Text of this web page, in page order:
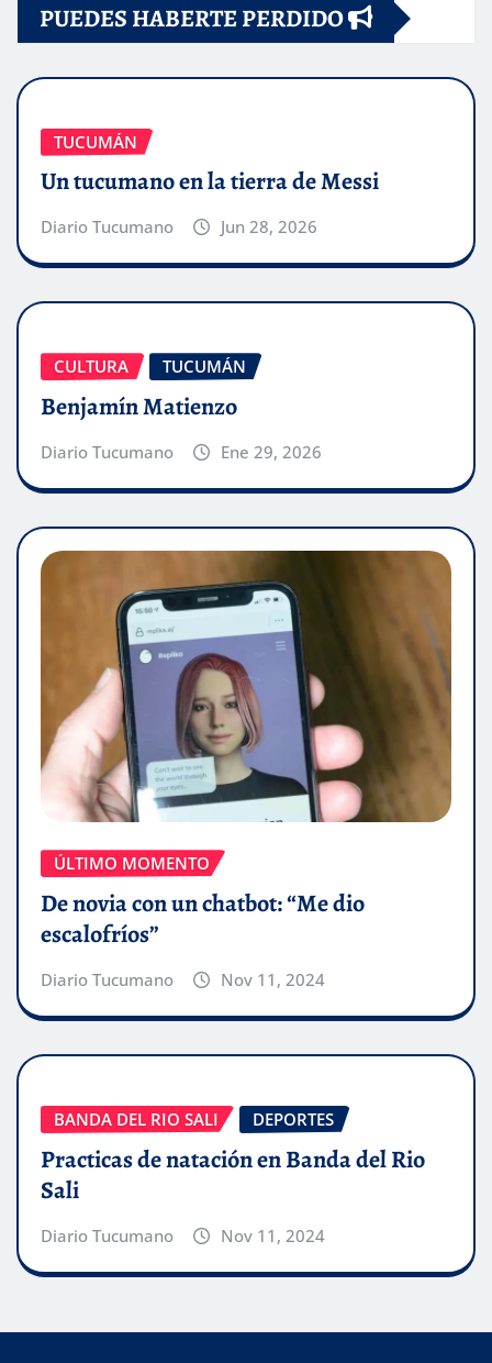
PUEDES HABERTE PERDIDO
TUCUMÁN
Un tucumano en la tierra de Messi
Diario Tucumano Jun 28, 2026
CULTURA TUCUMÁN
Benjamín Matienzo
Diario Tucumano Ene 29, 2026
ÚLTIMO MOMENTO
De novia con un chatbot: “Me dio
escalofríos”
Diario Tucumano Nov 11, 2024
BANDA DEL RIO SALI DEPORTES
Practicas de natación en Banda del Rio
Sali
Diario Tucumano Nov 11, 2024